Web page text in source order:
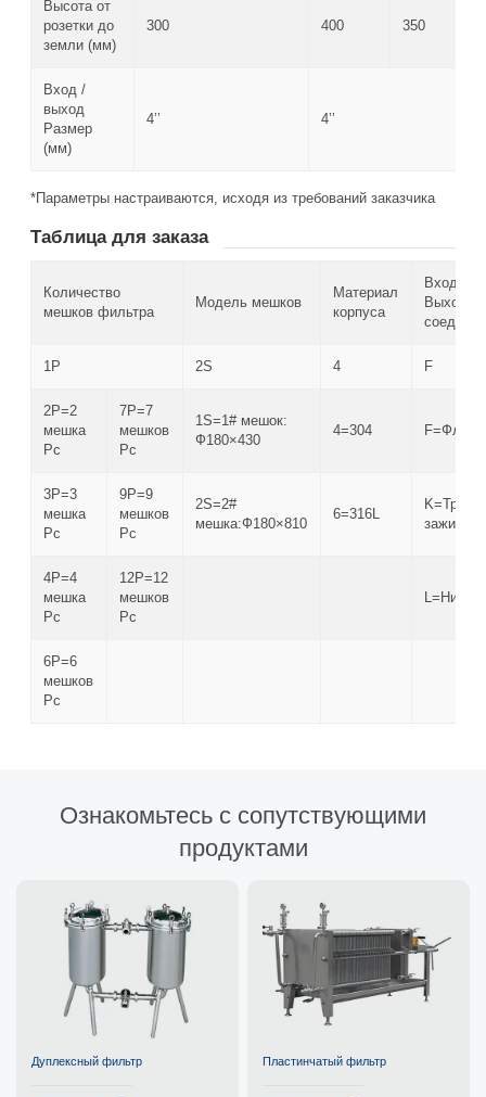
Высота от
розетки до
земли (мм)
300 400 350
Вход /
выход
Размер
(мм)
4’’ 4’’
*Параметры настраиваются, исходя из требований заказчика
Таблица для заказа
Количество
мешков фильтра
Модель мешков
Материал
корпуса
Входное/
соедение
1P 2S 4 F
2P=2
мешка
Pc
7P=7
мешков
Pc
1S=1# мешок:
Ф180×430
4=304
3P=3
мешка
Pc
9P=9
мешков
Pc
2S=2#
мешка:Ф180×810
6=316L
зажим
4P=4
мешка
Pc
12P=12
мешков
Pc
L=Нить
6P=6
мешков
Pc
Ознакомьтесь с сопутствующими
продуктами
Дуплексный фильтр Пластинчатый фильтр